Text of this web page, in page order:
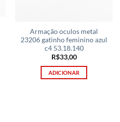
Armação oculos metal
23206 gatinho feminino azul
c4 53.18.140
R$33,00
ADICIONAR